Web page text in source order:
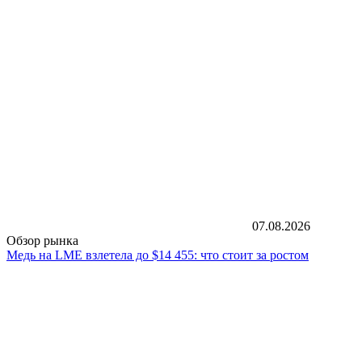
07.08.2026
Обзор рынка
Медь на LME взлетела до $14 455: что стоит за ростом